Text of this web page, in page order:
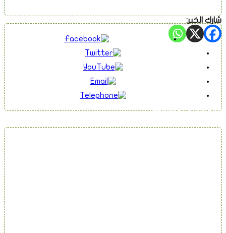
شارك الخبر:
تابعنا على فيسبوك